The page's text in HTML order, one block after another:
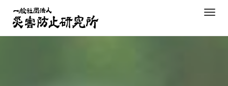
content
T
g